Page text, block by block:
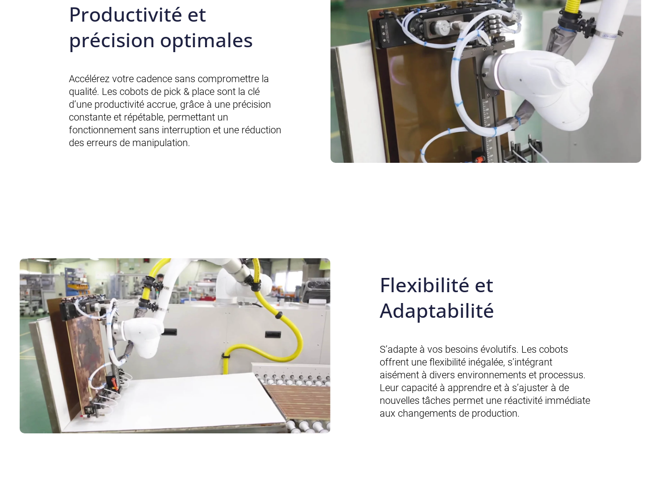
Productivité et
précision optimales
Accélérez votre cadence sans compromettre la
qualité. Les cobots de pick & place sont la clé
d’une productivité accrue, grâce à une précision
constante et répétable, permettant un
fonctionnement sans interruption et une réduction
des erreurs de manipulation.
Flexibilité et
Adaptabilité
S’adapte à vos besoins évolutifs. Les cobots
offrent une flexibilité inégalée, s’intégrant
aisément à divers environnements et processus.
Leur capacité à apprendre et à s’ajuster à de
nouvelles tâches permet une réactivité immédiate
aux changements de production.